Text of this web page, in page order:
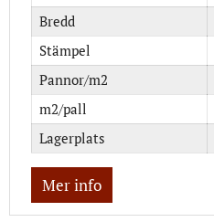
Bredd
Stämpel
Pannor/m2
m2/pall
Lagerplats
Mer info